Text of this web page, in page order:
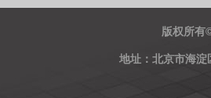
版权所有
地址：北京市海